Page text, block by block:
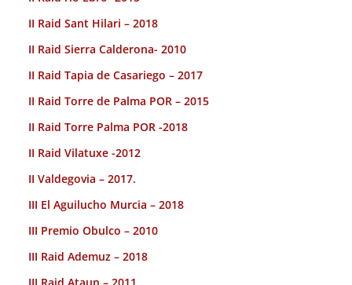
II Raid Sant Hilari – 2018
II Raid Sierra Calderona- 2010
II Raid Tapia de Casariego – 2017
II Raid Torre de Palma POR – 2015
II Raid Torre Palma POR -2018
II Raid Vilatuxe -2012
II Valdegovia – 2017.
III El Aguilucho Murcia – 2018
III Premio Obulco – 2010
III Raid Ademuz – 2018